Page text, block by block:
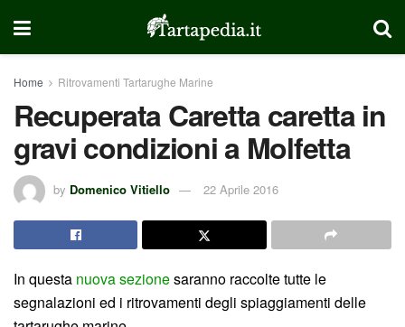
Home Ritrovamenti Tartarughe Marine
Recuperata Caretta caretta in
gravi condizioni a Molfetta
by Domenico Vitiello 22 Aprile 2016
In questa nuova sezionesaranno raccolte tutte le
segnalazioni ed i ritrovamenti degli spiaggiamenti delle